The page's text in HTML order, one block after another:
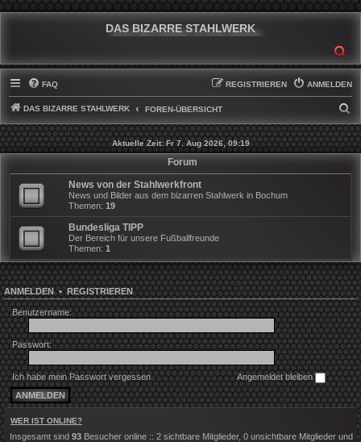
DAS BIZARRE STAHLWERK
FAQ ANMELDEN
REGISTRIEREN
DAS BIZARRE STAHLWERK FOREN-ÜBERSICHT
U
C
Aktuelle Zeit: Fr 7. Aug 2026, 09:19
Forum
News von der Stahlwerkfront
News und Bilder aus dem bizarren Stahlwerk in Bochum
Themen: 19
Bundesliga TIPP
Der Bereich für unsere Fußballfreunde
Themen: 1
ANMELDEN•REGISTRIEREN
Benutzername:
Passwort:
Ich habe mein Passwort vergessen Angemeldet bleiben
WER IST ONLINE?
Insgesamt sind 93 Besucher online :: 2 sichtbare Mitglieder, 0 unsichtbare Mitglieder und